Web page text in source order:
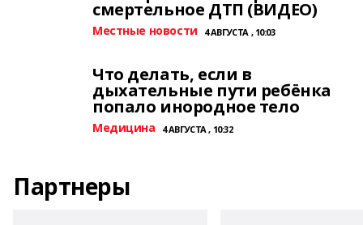
смертельное ДТП (ВИДЕО)
Местные новости 4 АВГУСТА , 10:03
Что делать, если в
дыхательные пути ребёнка
попало инородное тело
Медицина 4 АВГУСТА , 10:32
Партнеры